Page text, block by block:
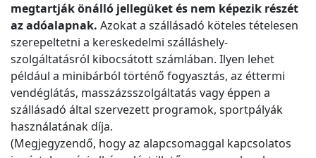
megtartják önálló jellegüket és nem képezik részét
az adóalapnak. Azokat a szállásadó köteles tételesen
szerepeltetni a kereskedelmi szálláshely-
szolgáltatásról kibocsátott számlában. Ilyen lehet
például a minibárból történő fogyasztás, az éttermi
vendéglátás, masszázsszolgáltatás vagy éppen a
szállásadó által szervezett programok, sportpályák
használatának díja.
(Megjegyzendő, hogy az alapcsomaggal kapcsolatos